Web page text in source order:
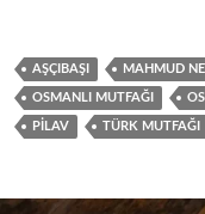
AŞÇIBAŞI MAHMUD
OSMANLI MUTFAĞI
PILAV TÜRK MUTFAĞI